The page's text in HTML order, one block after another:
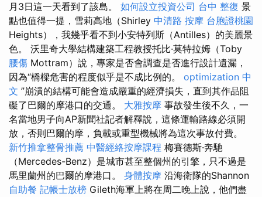
月3日這一天看到了該島。 如何設立投資公司 台中 整復 景
點也值得一提，雪莉高地（Shirley 中清路 按摩 台胞證桃園
Heights），我幾乎看不到小安特列斯（Antilles）的美麗景
色。 沃里奇大學結構建築工程教授托比·莫特拉姆（Toby
腰傷 Mottram）說，專家是否會調查是否進行設計遺漏，
因為“橋樑危害的程度似乎是不成比例的。 optimization 中
文 ”崩潰的結構可能會造成嚴重的經濟損失，直到其作品阻
礙了巴爾的摩港口的交通。 大雅按摩 事故發生後不久，一
名當地男子向AP新聞社記者解釋說，這條運輸路線必須開
放，否則巴爾的摩，負載或重型機械將為這次事故付費。
新竹推拿整骨推薦 中醫經絡按摩課程 梅賽德斯·奔馳
（Mercedes-Benz）是城市甚至整個州的引擎，只不過是
馬里蘭州的巴爾的摩港口。 身體按摩 沿海衛隊的Shannon
自助餐 記帳士放榜 Gileth海軍上將在周二晚上說，他們盡